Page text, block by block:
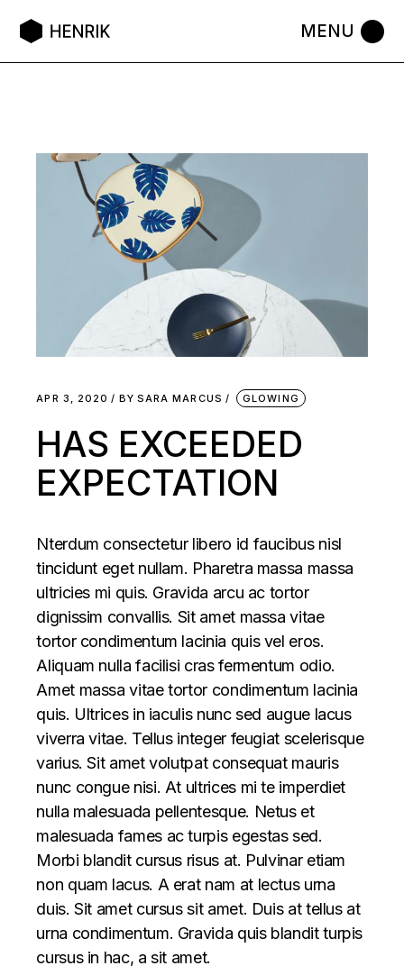
APR 3, 2020 BY SARA MARCUS GLOWING
HAS EXCEEDED
EXPECTATION
Nterdum consectetur libero id faucibus nisl
tincidunt eget nullam. Pharetra massa massa
ultricies mi quis. Gravida arcu ac tortor
dignissim convallis. Sit amet massa vitae
tortor condimentum lacinia quis vel eros.
Aliquam nulla facilisi cras fermentum odio.
Amet massa vitae tortor condimentum lacinia
quis. Ultrices in iaculis nunc sed augue lacus
viverra vitae. Tellus integer feugiat scelerisque
varius. Sit amet volutpat consequat mauris
nunc congue nisi. At ultrices mi te imperdiet
nulla malesuada pellentesque. Netus et
malesuada fames ac turpis egestas sed.
Morbi blandit cursus risus at. Pulvinar etiam
non quam lacus. A erat nam at lectus urna
duis. Sit amet cursus sit amet. Duis at tellus at
urna condimentum. Gravida quis blandit turpis
cursus in hac, a sit amet.